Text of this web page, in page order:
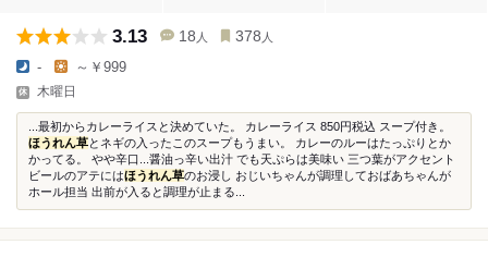
3.13 18 人 378 人
- ～￥999
木曜日
...最初からカレーライスと決めていた。 カレーライス 850円税込 スープ付き。
ほうれん草とネギの入ったこのスープもうまい。 カレーのルーはたっぷりとか
かってる。 やや辛口...醤油っ辛い出汁 でも天ぷらは美味い 三つ葉がアクセント
ビールのアテにはほうれん草のお浸し おじいちゃんが調理しておばあちゃんが
ホール担当 出前が入ると調理が止まる...